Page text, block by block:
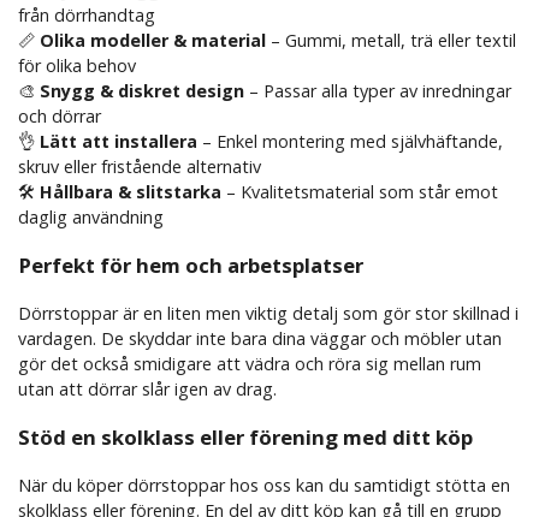
från dörrhandtag
📏 Olika modeller & material – Gummi, metall, trä eller textil
för olika behov
🎨 Snygg & diskret design – Passar alla typer av inredningar
och dörrar
👌 Lätt att installera – Enkel montering med självhäftande,
skruv eller fristående alternativ
🛠️ Hållbara & slitstarka – Kvalitetsmaterial som står emot
daglig användning
Perfekt för hem och arbetsplatser
Dörrstoppar är en liten men viktig detalj som gör stor skillnad i
vardagen. De skyddar inte bara dina väggar och möbler utan
gör det också smidigare att vädra och röra sig mellan rum
utan att dörrar slår igen av drag.
Stöd en skolklass eller förening med ditt köp
När du köper dörrstoppar hos oss kan du samtidigt stötta en
skolklass eller förening. En del av ditt köp kan gå till en grupp